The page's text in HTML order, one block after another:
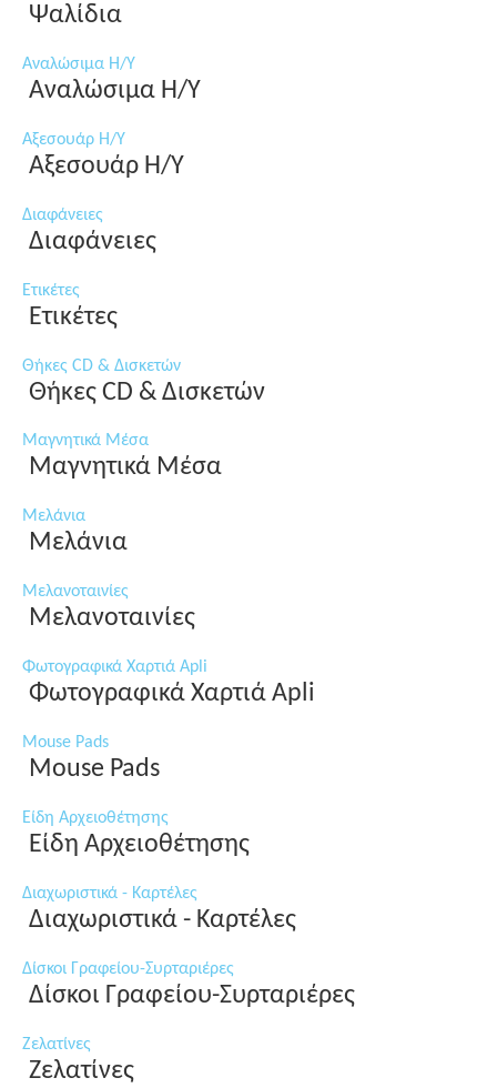
Ψαλίδια
Αναλώσιμα Η/Υ
Αναλώσιμα Η/Υ
Αξεσουάρ Η/Υ
Αξεσουάρ Η/Υ
Διαφάνειες
Διαφάνειες
Ετικέτες
Ετικέτες
Θήκες CD & Δισκετών
Θήκες CD & Δισκετών
Μαγνητικά Μέσα
Μαγνητικά Μέσα
Μελάνια
Μελάνια
Μελανοταινίες
Μελανοταινίες
Φωτογραφικά Χαρτιά Apli
Φωτογραφικά Χαρτιά Apli
Mouse Pads
Mouse Pads
Είδη Αρχειοθέτησης
Είδη Αρχειοθέτησης
Διαχωριστικά - Καρτέλες
Διαχωριστικά - Καρτέλες
Δίσκοι Γραφείου-Συρταριέρες
Δίσκοι Γραφείου-Συρταριέρες
Ζελατίνες
Ζελατίνες